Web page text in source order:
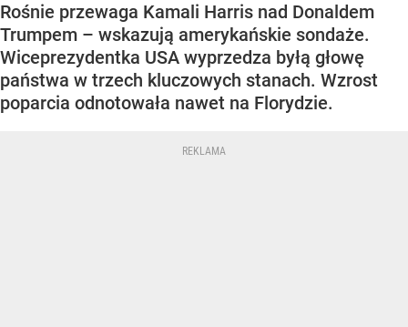
Rośnie przewaga Kamali Harris nad Donaldem
Trumpem – wskazują amerykańskie sondaże.
Wiceprezydentka USA wyprzedza byłą głowę
państwa w trzech kluczowych stanach. Wzrost
poparcia odnotowała nawet na Florydzie.